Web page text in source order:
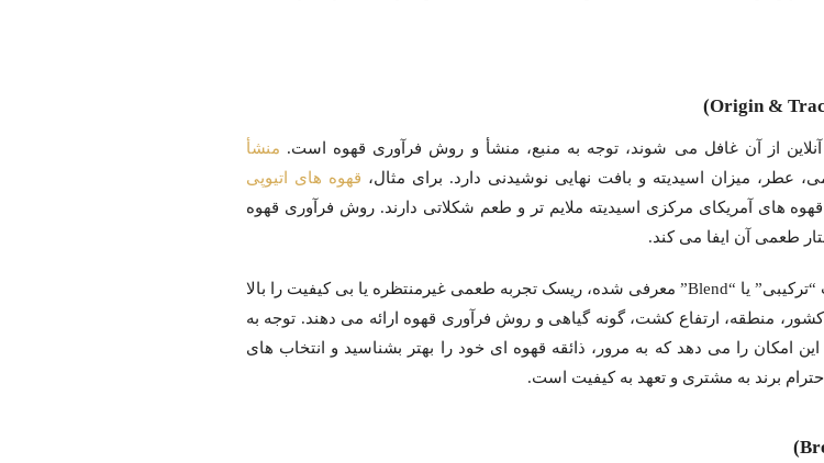
از آن غافل می شوند، توجه به منبع، منشأ و روش فرآوری قهوه است. منشأ
عطر، میزان اسیدیته و بافت نهایی نوشیدنی دارد. برای مثال، قهوه های اتیوپی
های آمریکای مرکزی اسیدیته ملایم تر و طعم شکلاتی دارند. روش فرآوری قهوه
طعمی آن ایفا می کند.
خرید قهوه آنلاینی که منشأ آن مشخص نیست یا تنها به صورت “ترکیبی” یا “Blend” معرفی شده، ریسک تجربه طعمی غیرمنتظره یا بی کیفیت را بالا
منطقه، ارتفاع کشت، گونه گیاهی و روش فرآوری قهوه ارائه می دهند. توجه به
این امکان را می دهد که به مرور، ذائقه قهوه ای خود را بهتر بشناسید و انتخاب های
برند به مشتری و تعهد به کیفیت است.